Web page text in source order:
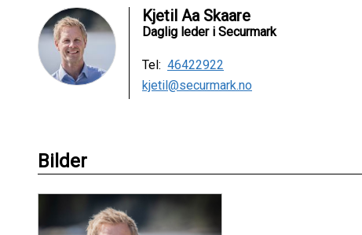
Kjetil Aa Skaare
Daglig leder i Securmark
Tel: 46422922
kjetil@securmark.no
Bilder